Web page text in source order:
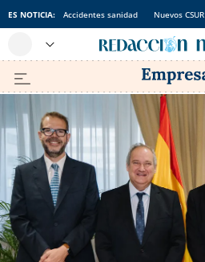
ES NOTICIA: Accidentes sanidad Nuevos CSUR